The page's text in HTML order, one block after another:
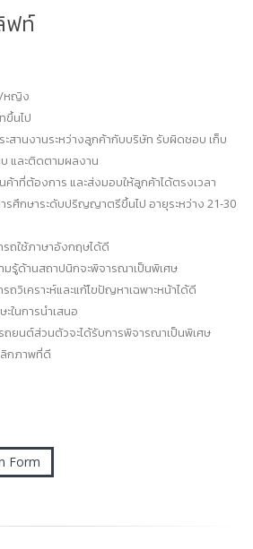
ฟท์
/หญิง
ขึ้นไป
สานงานระหว่างลูกค้ากับบริษัท รับผิดชอบ เก็บ
และติดตามผลงาน
ร และส่งมอบให้ลูกค้าได้ตรงเวลา
รศึกษาระดับปริญญาตรีขึ้นไป อายุระหว่าง 21-30
าอังกฤษได้ดี
นิกจะพิจารณาเป็นพิเศษ
ละแก้ไขปัญหาเฉพาะหน้าได้ดี
นำเสนอ
ะได้รับการพิจารณาเป็นพิเศษ
ที่ดี
Form